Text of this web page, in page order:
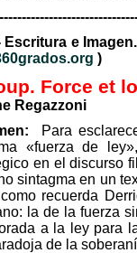
- Escritura e
)
Force et
Regazzoni
Para
«fuerza de
en el discurso
sintagma en un
recuerda
la de la fuerza
a la ley para
de la